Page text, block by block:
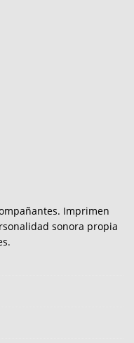
Imprimen
sonora propia